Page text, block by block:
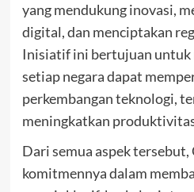
yang mendukung inovasi,
digital, dan menciptakan
Inisiatif ini bertujuan untuk
setiap negara dapat
perkembangan teknologi,
meningkatkan
Dari semua aspek
komitmennya dalam